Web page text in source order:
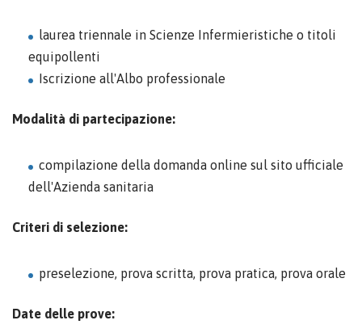
laurea triennale in Scienze Infermieristiche o titoli
equipollenti
Iscrizione all'Albo professionale
Modalità di partecipazione:
compilazione della domanda online sul sito ufficiale
dell'Azienda sanitaria
Criteri di selezione:
preselezione, prova scritta, prova pratica, prova orale
Date delle prove: